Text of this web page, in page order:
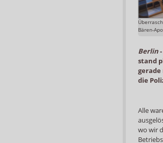
Bären-
Berlin-
stand
die
Alle
wo wir